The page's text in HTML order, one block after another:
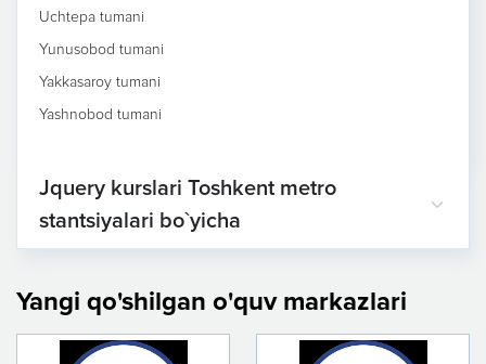
Uchtepa tumani
Yunusobod tumani
Yakkasaroy tumani
Yashnobod tumani
Jquery kurslari Toshkent metro
stantsiyalari bo`yicha
Yangi qo'shilgan o'quv markazlari